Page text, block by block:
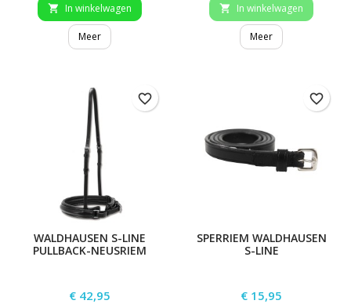
 In winkelwagen
Meer
 In winkelwagen
Meer
WALDHAUSEN S-LINE
PULLBACK-NEUSRIEM
Prijs
€ 42,95
favorite_border
SPERRIEM WALDHAUSEN
S-LINE
Prijs
€ 15,95
favorite_border